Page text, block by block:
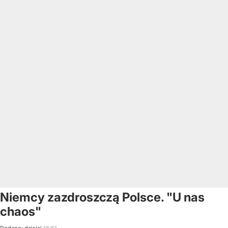
Niemcy zazdroszczą Polsce. "U nas
chaos"